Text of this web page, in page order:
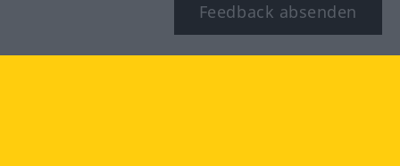
Feedback absenden